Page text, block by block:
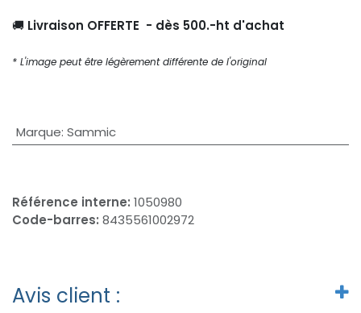
🚚 Livraison OFFERTE - dès 500.-ht d'achat
* L'image peut être légèrement différente de l'original
Marque: Sammic
Référence interne: 1050980
Code-barres: 8435561002972
Avis client :